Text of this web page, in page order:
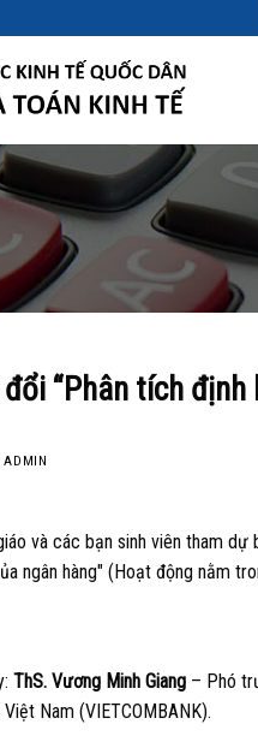
“Phân tích
ADMIN
và các bạn sinh viên tham
ngân hàng" (Hoạt động nằm
ThS. Vương Minh Giang– Phó
Nam (VIETCOMBANK).